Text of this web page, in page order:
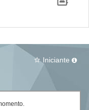
star_border Iniciante